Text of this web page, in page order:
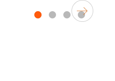
1 2 3 4